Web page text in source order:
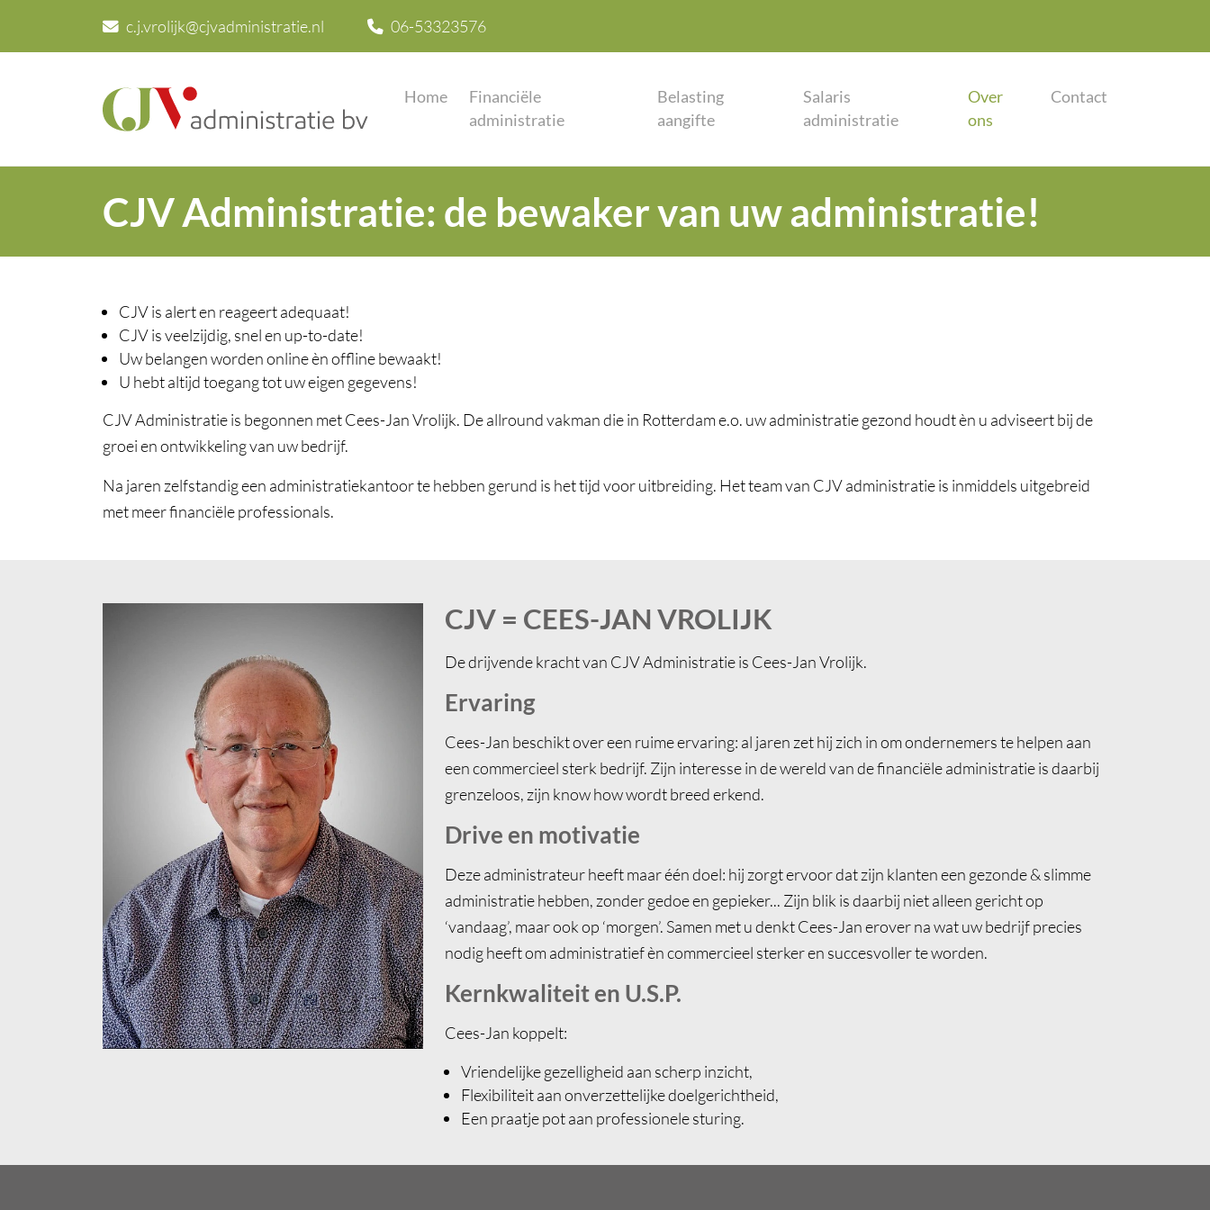
c.j.vrolijk@cjvadministratie.nl 06-53323576
Home
Financiële
administratie
Belasting
aangifte
Salaris
administratie
Over
ons
Contact
CJV Administratie: de bewaker van uw administratie!
CJV is alert en reageert adequaat!
CJV is veelzijdig, snel en up-to-date!
Uw belangen worden online èn offline bewaakt!
U hebt altijd toegang tot uw eigen gegevens!
CJV Administratie is begonnen met Cees-Jan Vrolijk. De allround vakman die in Rotterdam e.o. uw administratie gezond houdt èn u adviseert bij de
groei en ontwikkeling van uw bedrijf.
Na jaren zelfstandig een administratiekantoor te hebben gerund is het tijd voor uitbreiding. Het team van CJV administratie is inmiddels uitgebreid
met meer financiële professionals.
CJV = CEES-JAN VROLIJK
De drijvende kracht van CJV Administratie is Cees-Jan Vrolijk.
Ervaring
Cees-Jan beschikt over een ruime ervaring: al jaren zet hij zich in om ondernemers te helpen aan
een commercieel sterk bedrijf. Zijn interesse in de wereld van de financiële administratie is daarbij
grenzeloos, zijn know how wordt breed erkend.
Drive en motivatie
Deze administrateur heeft maar één doel: hij zorgt ervoor dat zijn klanten een gezonde & slimme
administratie hebben, zonder gedoe en gepieker... Zijn blik is daarbij niet alleen gericht op
‘vandaag’, maar ook op ‘morgen’. Samen met u denkt Cees-Jan erover na wat uw bedrijf precies
nodig heeft om administratief èn commercieel sterker en succesvoller te worden.
Kernkwaliteit en U.S.P.
Cees-Jan koppelt:
Vriendelijke gezelligheid aan scherp inzicht,
Flexibiliteit aan onverzettelijke doelgerichtheid,
Een praatje pot aan professionele sturing.